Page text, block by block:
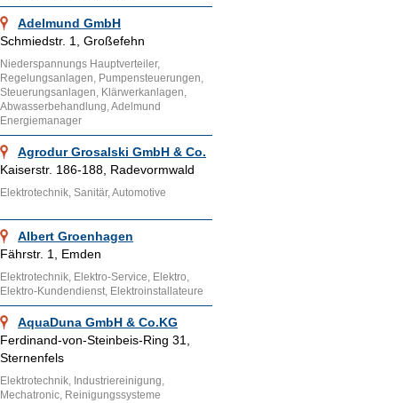
Adelmund GmbH
Schmiedstr. 1, Großefehn
Niederspannungs Hauptverteiler,
Regelungsanlagen, Pumpensteuerungen,
Steuerungsanlagen, Klärwerkanlagen,
Abwasserbehandlung, Adelmund
Energiemanager
Agrodur Grosalski GmbH & Co.
Kaiserstr. 186-188, Radevormwald
Elektrotechnik, Sanitär, Automotive
Albert Groenhagen
Fährstr. 1, Emden
Elektrotechnik, Elektro-Service, Elektro,
Elektro-Kundendienst, Elektroinstallateure
AquaDuna GmbH & Co.KG
Ferdinand-von-Steinbeis-Ring 31,
Sternenfels
Elektrotechnik, Industriereinigung,
Mechatronic, Reinigungssysteme